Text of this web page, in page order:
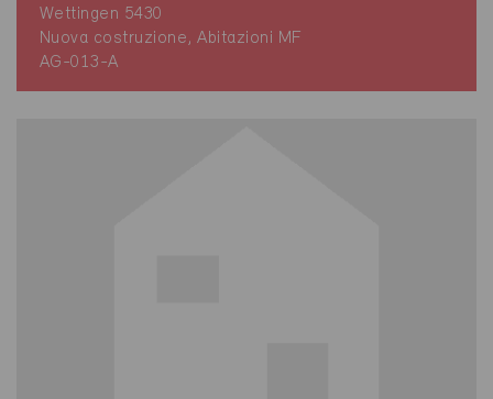
Wettingen 5430
Nuova costruzione, Abitazioni MF
AG-013-A